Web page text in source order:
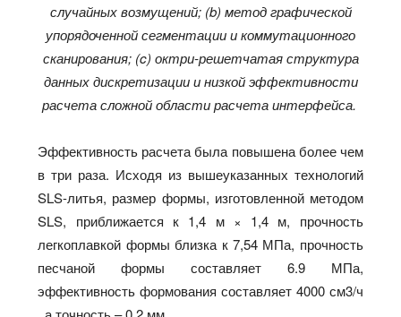
случайных возмущений; (b) метод графической
упорядоченной сегментации и коммутационного
сканирования; (c) октри-решетчатая структура
данных дискретизации и низкой эффективности
расчета сложной области расчета интерфейса.
Эффективность расчета была повышена более чем
в три раза. Исходя из вышеуказанных технологий
SLS-литья, размер формы, изготовленной методом
SLS, приближается к 1,4 м × 1,4 м, прочность
легкоплавкой формы близка к 7,54 МПа, прочность
песчаной формы составляет 6.9 МПа,
эффективность формования составляет 4000 см3/ч